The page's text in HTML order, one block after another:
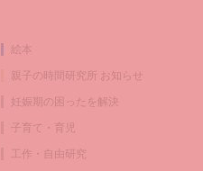
絵本
親子の時間研究所 お知らせ
妊娠期の困ったを解決
子育て・育児
工作・自由研究